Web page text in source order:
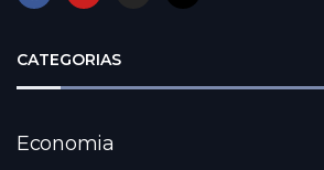
CATEGORIAS
Economia